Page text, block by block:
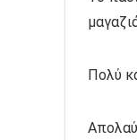
Πολύ